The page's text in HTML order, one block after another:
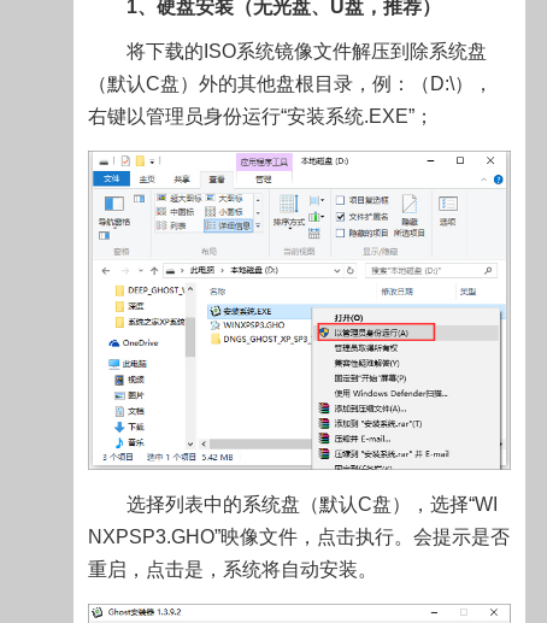
1、硬盘安装（无光盘、U盘，推荐）
将下载的ISO系统镜像文件解压到除系统盘
（默认C盘）外的其他盘根目录，例：（D:\），
右键以管理员身份运行“安装系统.EXE”；
选择列表中的系统盘（默认C盘），选择“WI
NXPSP3.GHO”映像文件，点击执行。会提示是否
重启，点击是，系统将自动安装。